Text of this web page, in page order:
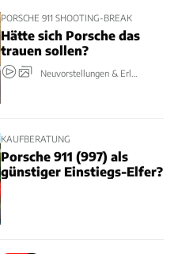
PORSCHE 911 SHOOTING-BREAK
Hätte sich Porsche das
trauen sollen?
Neuvorstellungen & Erlkönige
KAUFBERATUNG
Porsche 911 (997) als
günstiger Einstiegs-Elfer?